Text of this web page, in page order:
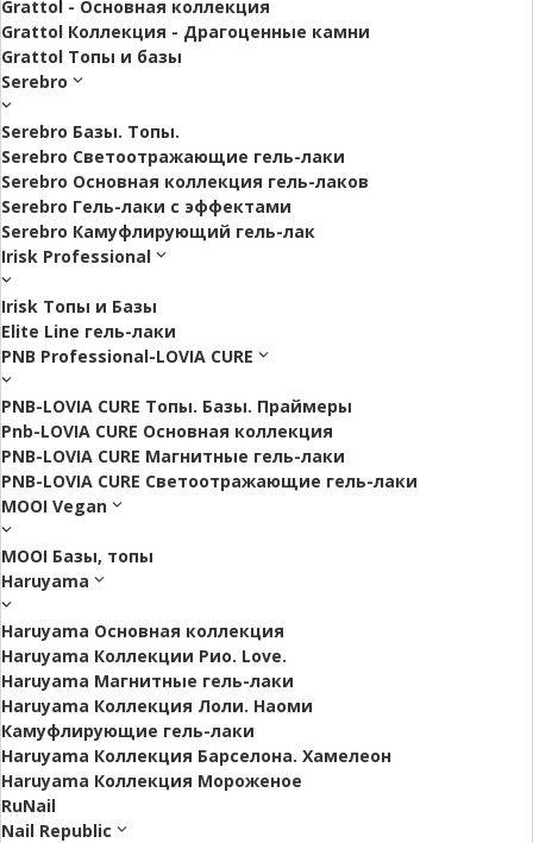
Grattol - Oснoвнaя коллекция
Grattol Коллекция - Драгоценные камни
Grattol Топы и базы
Serebro
Serebro Базы. Топы.
Serebro Светоотражающие гель-лаки
Serebro Основная коллекция гель-лаков
Serebro Гель-лаки с эффектами
Serebro Камуфлирующий гель-лак
Irisk Professional
Irisk Топы и Базы
Elite Line гель-лаки
PNB Professional-LOVIA CURE
PNB-LOVIA CURE Топы. Базы. Праймеры
Pnb-LOVIA CURE Основная коллекция
PNB-LOVIA CURE Магнитные гель-лаки
PNB-LOVIA CURE Cветоотражающие гель-лаки
MOOI Vegan
MOOI Базы, топы
Haruyama
Haruyama Основная коллекция
Haruyama Коллекции Рио. Love.
Haruyama Магнитные гель-лаки
Haruyama Коллекция Лоли. Наоми
Камуфлирующие гель-лаки
Haruyama Коллекция Барселона. Хамелеон
Haruyama Коллекция Мороженое
RuNail
Nail Republic